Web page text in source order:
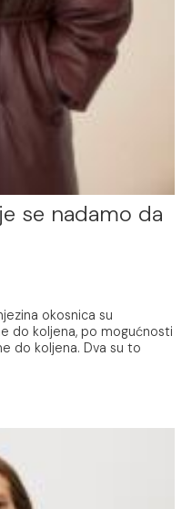
se nadamo da
okosnica su
do koljena, po mogućnosti
do koljena. Dva su to